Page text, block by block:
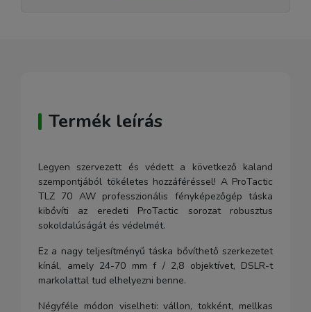
Termék leírás
Legyen szervezett és védett a következő kaland
szempontjából tökéletes hozzáféréssel! A ProTactic
TLZ 70 AW professzionális fényképezőgép táska
kibővíti az eredeti ProTactic sorozat robusztus
sokoldalúságát és védelmét.
Ez a nagy teljesítményű táska bővíthető szerkezetet
kínál, amely 24-70 mm f / 2,8 objektívet, DSLR-t
markolattal tud elhelyezni benne.
Négyféle módon viselheti: vállon, tokként, mellkas